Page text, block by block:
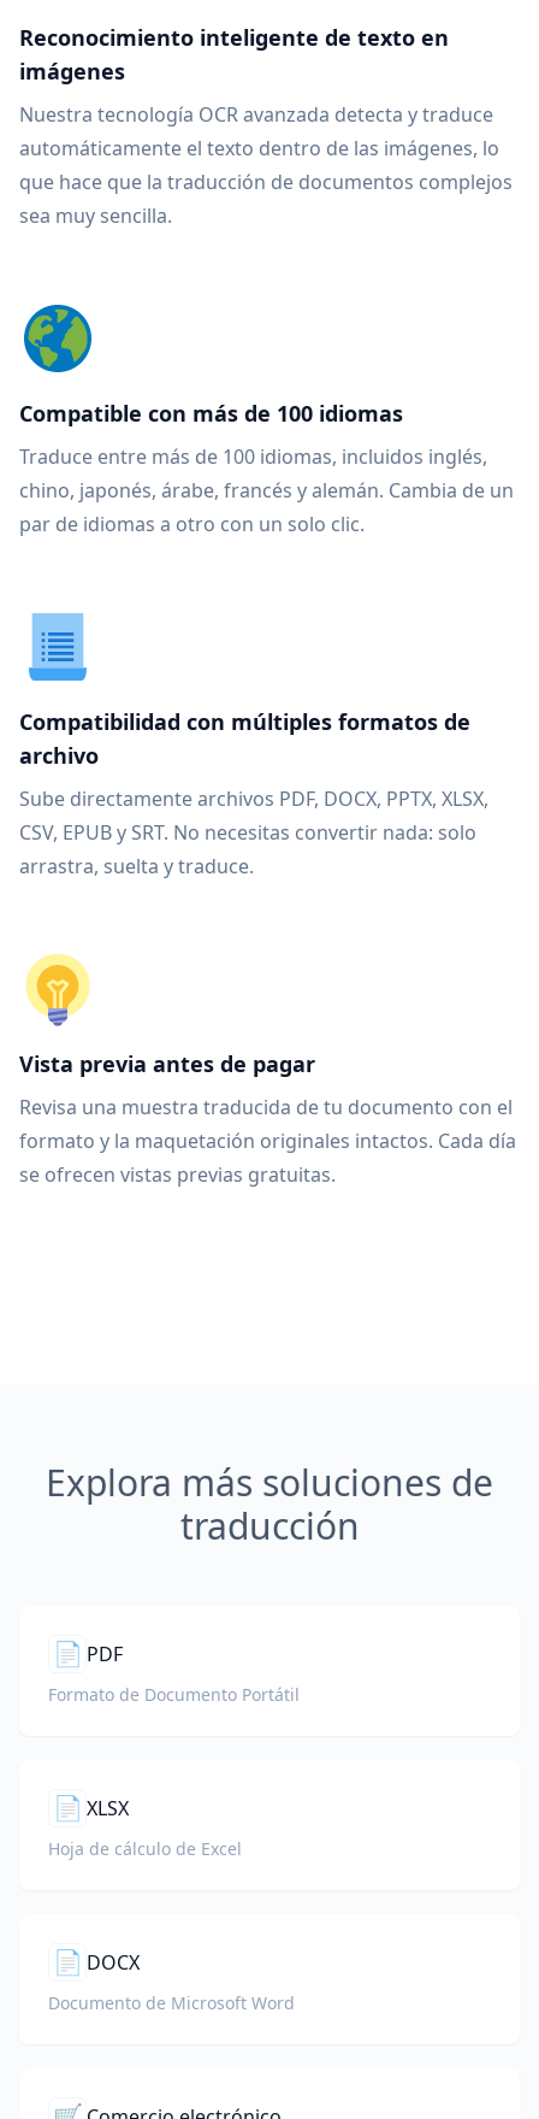
Reconocimiento inteligente de texto en
imágenes
Nuestra tecnología OCR avanzada detecta y traduce
automáticamente el texto dentro de las imágenes, lo
que hace que la traducción de documentos complejos
sea muy sencilla.
Compatible con más de 100 idiomas
Traduce entre más de 100 idiomas, incluidos inglés,
chino, japonés, árabe, francés y alemán. Cambia de un
par de idiomas a otro con un solo clic.
Compatibilidad con múltiples formatos de
archivo
Sube directamente archivos PDF, DOCX, PPTX, XLSX,
CSV, EPUB y SRT. No necesitas convertir nada: solo
arrastra, suelta y traduce.
Vista previa antes de pagar
Revisa una muestra traducida de tu documento con el
formato y la maquetación originales intactos. Cada día
se ofrecen vistas previas gratuitas.
Explora más soluciones de
traducción
📄 PDF
Formato de Documento Portátil
📄 XLSX
Hoja de cálculo de Excel
📄 DOCX
Documento de Microsoft Word